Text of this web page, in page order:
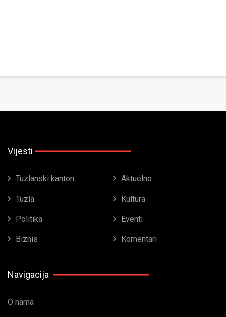
Vijesti
Tuzlanski kanton Aktuelno
Tuzla Kultura
Politika Eventi
Biznis Komentari
Navigacija
O nama